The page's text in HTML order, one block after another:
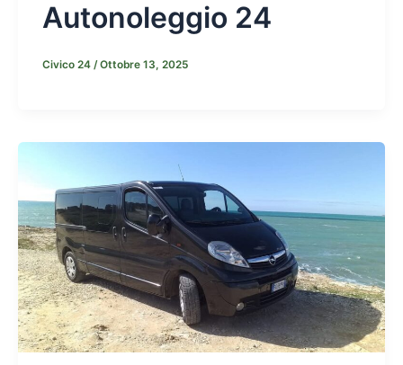
Autonoleggio 24
Civico 24 /Ottobre 13, 2025